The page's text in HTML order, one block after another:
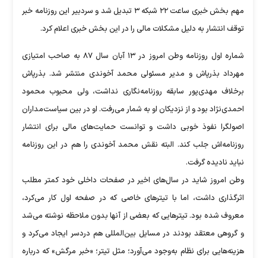
مهم بخش خبری ساعت ۲۲ شبکه ۳ تبدیل شد و سردبیر این روزنامه خبر
توقف انتشار به دلیل مشکلات مالی را در این بخش خبری اعلام کرد.
شماره‌ اول روزنامه وطن‌ امروز در ۱۳ آبان سال ۸۷ به صاحب امتیازی
مهرداد بذرپاش و مدیر مسئولی محمد آخوندی منتشر شد. بذرپاش
برخلاف مهدی‌پور سابقه روزنامه‌نگاری نداشت، ولی محبوب محمود
احمدی‌نژاد بود و از نزدیکان او به شمار می‌رفت. او در بین سیاست‌مداران
اصولگرا نفوذ خوبی داشت و توانست حمایت‌های مالی برای انتشار
روزنامه‌اش جلب کند. البته نقش محمد آخوندی را هم در این روزنامه
نباید نادیده گرفت.
وطن امروز شاید در سال‌های اخیر در صفحات داخلی خود کمتر مطلب
اثرگذاری داشت، اما با تیترهای خاصی که در صفحه اول کار می‌کرد،
معروف شده بود. تیترهایی که بعضی از آنها بدون ملاحظه نوشته می‌شد
و گروهی معتقد بودند در مسایل بین‌المللی هم دردسر ایجاد می‌کرد و
هزینه‌هایی برای نظام به‌وجود می‌آورد؛ مثل تیتر؛ «خبر مرگش» که درباره